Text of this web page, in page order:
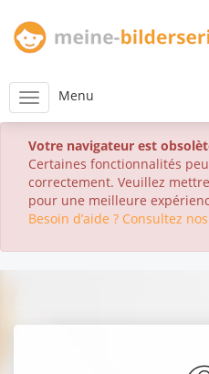
Menu
Votre navigateur est
Certaines fonctionnalités
correctement. Veuillez
pour une meilleure
Besoin d’aide ? Consultez